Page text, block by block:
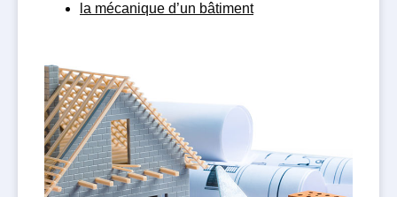
la mécanique d’un bâtiment